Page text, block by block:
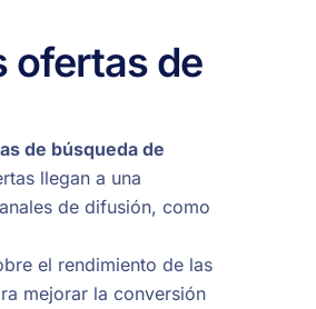
ofertas de
de búsqueda de
llegan a una
de difusión, como
el rendimiento de las
mejorar la conversión